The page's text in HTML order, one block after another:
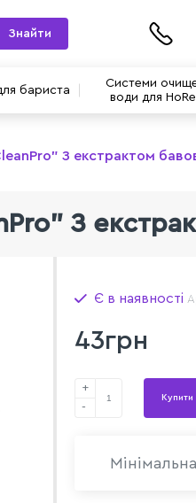
бариста
Системи
води для
Знайти
З екстрактом
З
Є в наявності
43грн
+
-
Купити